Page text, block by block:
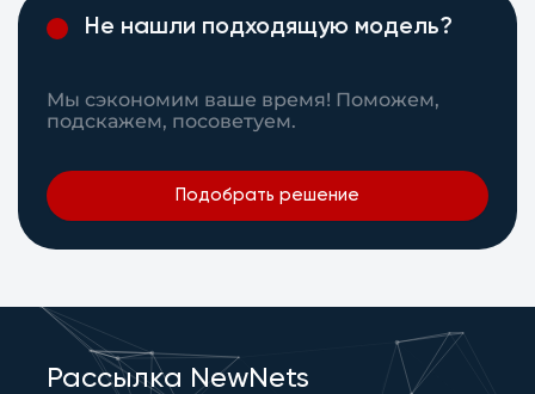
Не нашли подходящую модель?
Мы сэкономим ваше время! Поможем,
подскажем, посоветуем.
Подобрать решение
Рассылка NewNets